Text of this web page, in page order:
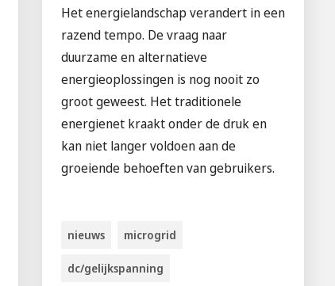
Het energielandschap verandert in een
razend tempo. De vraag naar
duurzame en alternatieve
energieoplossingen is nog nooit zo
groot geweest. Het traditionele
energienet kraakt onder de druk en
kan niet langer voldoen aan de
groeiende behoeften van gebruikers.
nieuws microgrid
dc/gelijkspanning